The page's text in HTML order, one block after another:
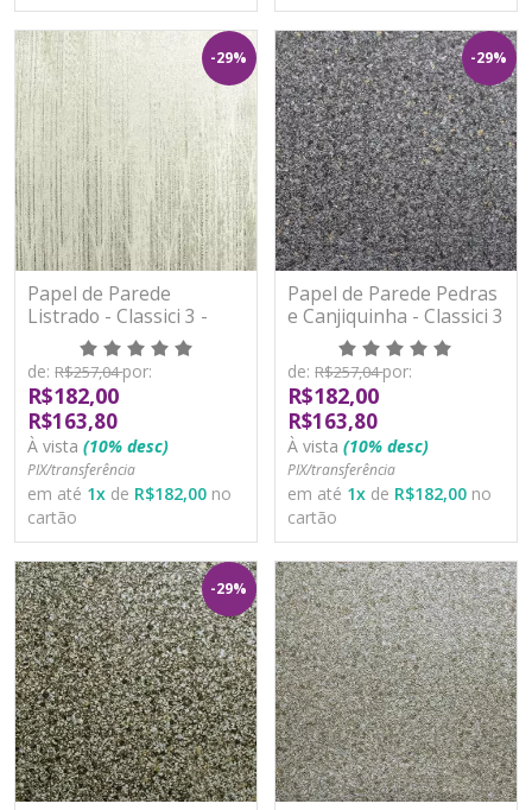
-29%
Papel de Parede
Listrado - Classici 3 -
3A93012R - Vinílico -
TNT
de: R$257,04por:
R$182,00
R$163,80
À vista (10% desc)
PIX/transferência
em até 1x de R$182,00 no
cartão
-29%
Papel de Parede Pedras
e Canjiquinha - Classici 3
- 3A93101R - Vinílico -
TNT
de: R$257,04por:
R$182,00
R$163,80
À vista (10% desc)
PIX/transferência
em até 1x de R$182,00 no
cartão
-29%